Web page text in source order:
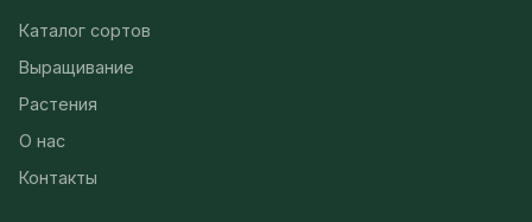
Каталог сортов
Выращивание
Растения
О нас
Контакты